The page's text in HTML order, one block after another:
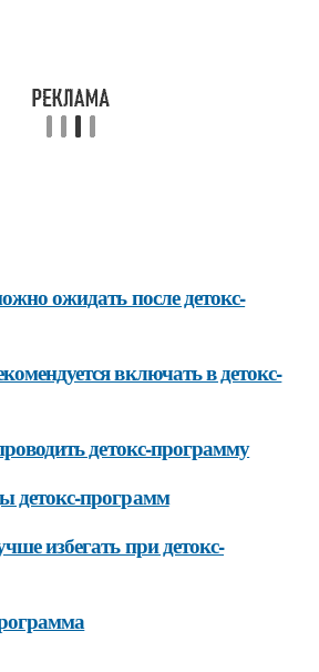
ожидать после детокс-
включать в детокс-
детокс-программу
детокс-программ
избегать при детокс-